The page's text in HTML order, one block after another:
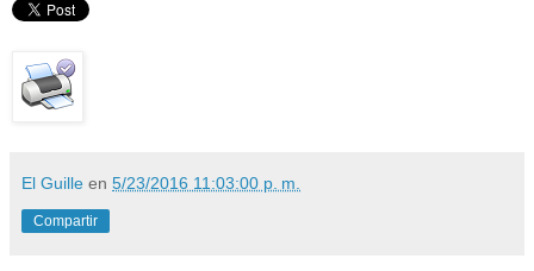
El Guille en 5/23/2016 11:03:00 p. m.
Compartir